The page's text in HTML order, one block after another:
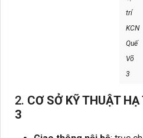
trí
KCN
Quế
Võ
3
2. CƠ SỞ KỸ THUẬT HẠ
3